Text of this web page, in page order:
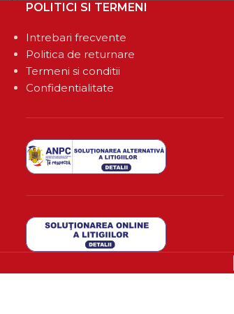
POLITICI SI TERMENI
Intrebari frecvente
Politica de returnare
Termeni si conditii
Confidentialitate